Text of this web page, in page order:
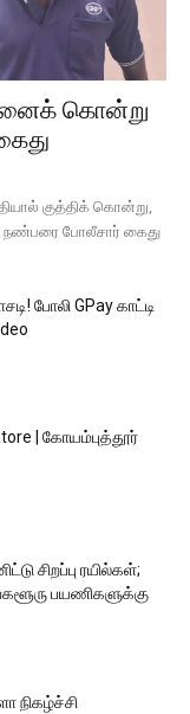
கொன்று
குத்திக் கொன்று,
நண்பரை போலீசார் கைது
போலி GPay காட்டி
| கோயம்புத்தூர்
சிறப்பு ரயில்கள்;
பயணிகளுக்கு
நிகழ்ச்சி